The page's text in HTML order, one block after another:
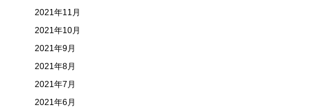
2021年11月
2021年10月
2021年9月
2021年8月
2021年7月
2021年6月